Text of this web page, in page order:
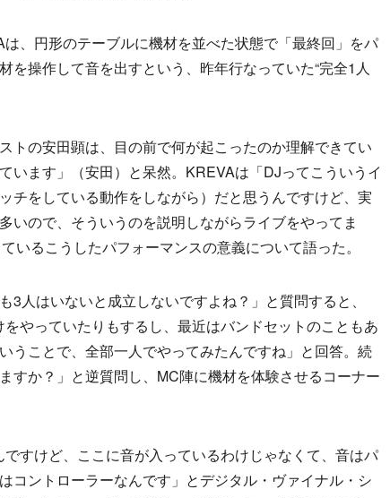
、円形のテーブルに機材を並べた状態で「最終回」をパ
を操作して音を出すという、昨年行なっていた“完全1人
トの安田顕は、目の前で何が起こったのか理解できてい
います」（安田）と呆然。KREVAは「DJってこういうイ
チをしている動作をしながら）だと思うんですけど、実
いので、そういうのを説明しながらライブをやってま
いるこうしたパフォーマンスの意義について語った。
人はいないと成立しないですよね？」と質問すると、
やっていたりもするし、最近はバンドセットのこともあ
うことで、全部一人でやってみたんですね」と回答。続
すか？」と逆質問し、MC陣に機材を体験させるコーナー
すけど、ここに音が入っているわけじゃなくて、音はパ
コントローラーなんです」とデジタル・ヴァイナル・シ